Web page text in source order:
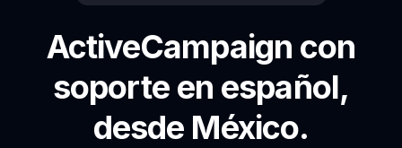
ActiveCampaign con
soporteen español,
desde México.